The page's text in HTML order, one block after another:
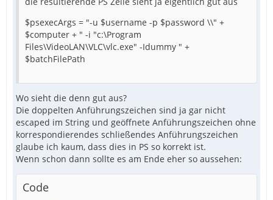
$psexecArgs = "-u $username -p $password \\" +
$computer + " -i "c:\Program
Files\VideoLAN\VLC\vlc.exe" -Idummy " +
$batchFilePath
Wo sieht die denn gut aus?
Die doppelten Anführungszeichen sind ja gar nicht
escaped im String und geöffnete Anführungszeichen ohne
korrespondierendes schließendes Anführungszeichen
glaube ich kaum, dass dies in PS so korrekt ist.
Wenn schon dann sollte es am Ende eher so aussehen:
Code